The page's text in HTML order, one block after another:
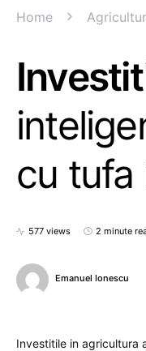
Home
cu tufa
577 views 2 minute
Emanuel Ionescu
Investitile in agricultura